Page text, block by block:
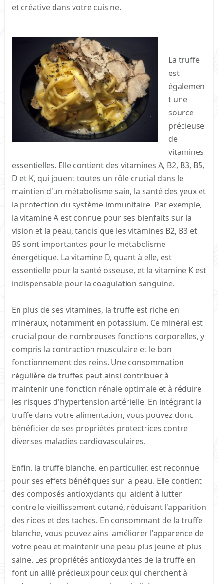
et créative dans votre cuisine.
La truffe
est
égalemen
t une
source
précieuse
de
vitamines
essentielles. Elle contient des vitamines A, B2, B3, B5,
D et K, qui jouent toutes un rôle crucial dans le
maintien d'un métabolisme sain, la santé des yeux et
la protection du système immunitaire. Par exemple,
la vitamine A est connue pour ses bienfaits sur la
vision et la peau, tandis que les vitamines B2, B3 et
B5 sont importantes pour le métabolisme
énergétique. La vitamine D, quant à elle, est
essentielle pour la santé osseuse, et la vitamine K est
indispensable pour la coagulation sanguine.
En plus de ses vitamines, la truffe est riche en
minéraux, notamment en potassium. Ce minéral est
crucial pour de nombreuses fonctions corporelles, y
compris la contraction musculaire et le bon
fonctionnement des reins. Une consommation
régulière de truffes peut ainsi contribuer à
maintenir une fonction rénale optimale et à réduire
les risques d'hypertension artérielle. En intégrant la
truffe dans votre alimentation, vous pouvez donc
bénéficier de ses propriétés protectrices contre
diverses maladies cardiovasculaires.
Enfin, la truffe blanche, en particulier, est reconnue
pour ses effets bénéfiques sur la peau. Elle contient
des composés antioxydants qui aident à lutter
contre le vieillissement cutané, réduisant l'apparition
des rides et des taches. En consommant de la truffe
blanche, vous pouvez ainsi améliorer l'apparence de
votre peau et maintenir une peau plus jeune et plus
saine. Les propriétés antioxydantes de la truffe en
font un allié précieux pour ceux qui cherchent à